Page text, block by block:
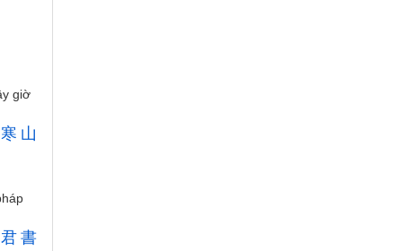
giờ
寒 山
君 書